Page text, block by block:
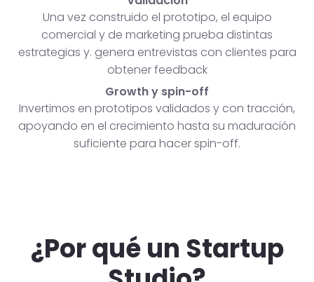
Una vez construido el prototipo, el equipo
comercial y de marketing prueba distintas
estrategias y. genera entrevistas con clientes para
obtener feedback
Growth y spin-off
Invertimos en prototipos validados y con tracción,
apoyando en el crecimiento hasta su maduración
suficiente para hacer spin-off.
¿Por qué un Startup